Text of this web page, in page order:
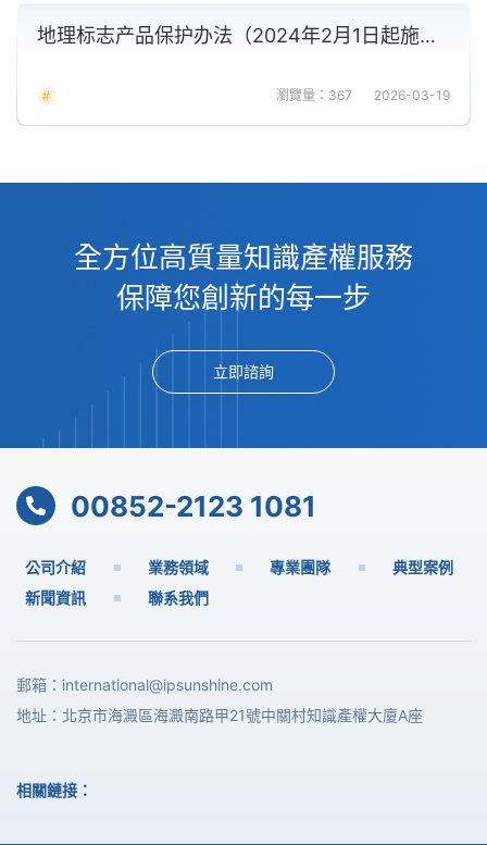
地理标志产品保护办法（2024年2月1日起施行）
瀏覽量：367 2026-03-19
全方位高質量知識產權服務
保障您創新的每一步
立即諮詢
00852-2123 1081
公司介紹 業務領域 專業團隊
典型案例
新聞資訊
聯系我們
郵箱： international@ipsunshine.com
地址：北京市海澱區海澱南路甲21號中關村知識產權大廈A座
相關鏈接：